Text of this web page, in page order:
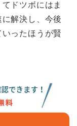
ドツボにはま
解決し、今後
ったほうが賢